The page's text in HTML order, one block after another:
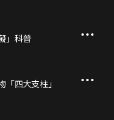
」科普
四大支柱」